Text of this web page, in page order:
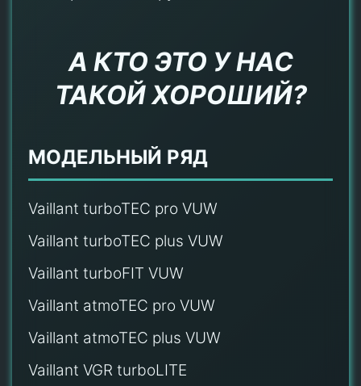
А КТО ЭТО У НАС
ТАКОЙ ХОРОШИЙ?
МОДЕЛЬНЫЙ РЯД
Vaillant turboTEC pro VUW
Vaillant turboTEC plus VUW
Vaillant turboFIT VUW
Vaillant atmoTEC pro VUW
Vaillant atmoTEC plus VUW
Vaillant VGR turboLITE